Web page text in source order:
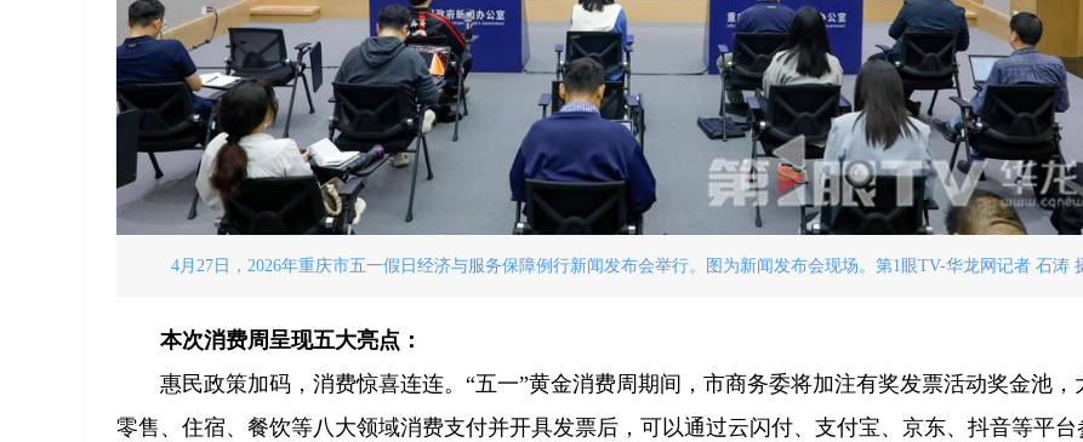
4月27日，2026年重庆市五一假日经济与服务保障例行新闻发布会举行。图为新闻发布会现场。第1眼TV-华龙网记者 石涛
本次消费周呈现五大亮点：
惠民政策加码，消费惊喜连连。“五一”黄金消费周期间，市商务委将加注有奖发票活动奖金池，
零售、住宿、餐饮等八大领域消费支付并开具发票后，可以通过云闪付、支付宝、京东、抖音等平台